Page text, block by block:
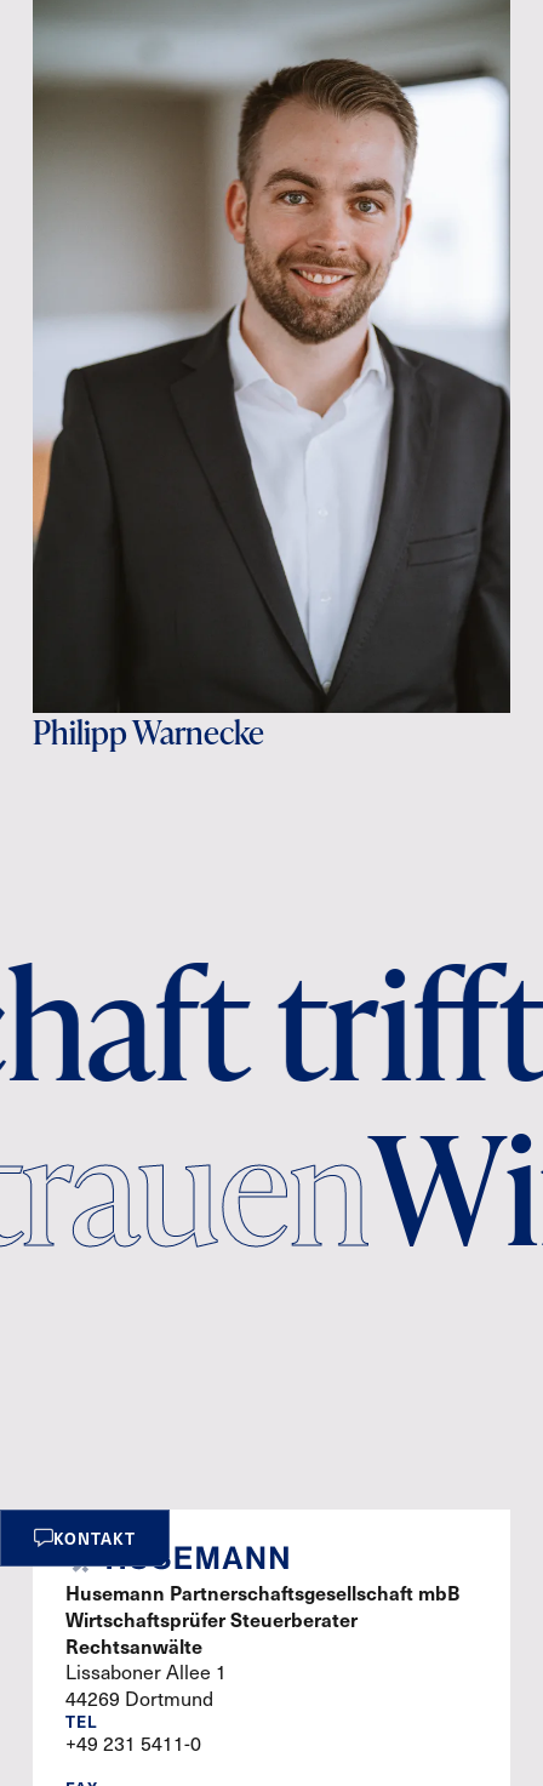
Philipp Warnecke
trifft
KONTAKT
Husemann Partnerschaftsgesellschaft mbB
Wirtschaftsprüfer Steuerberater
Rechtsanwälte
Lissaboner Allee 1
44269 Dortmund
TEL
+49 231 5411-0